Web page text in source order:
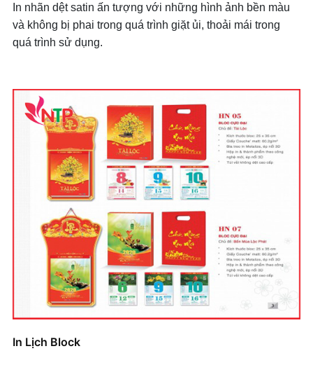
In nhãn dệt satin ấn tượng với những hình ảnh bền màu
và không bị phai trong quá trình giặt ủi, thoải mái trong
quá trình sử dụng.
In Lịch Block